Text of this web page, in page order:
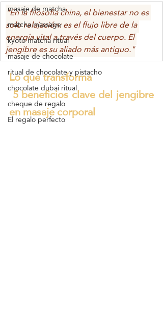
masaje de matcha
matcha massage
kyoto matcha ritual
masaje de chocolate
ritual de chocolate y pistacho
chocolate dubai ritual
cheque de regalo
El regalo perfecto
"En la filosofía china, el bienestar no es
solo relajación: es el flujo libre de la
energía vital a través del cuerpo. El
jengibre es su aliado más antiguo."
Lo que transforma
5 beneficios clave del jengibre
en masaje corporal